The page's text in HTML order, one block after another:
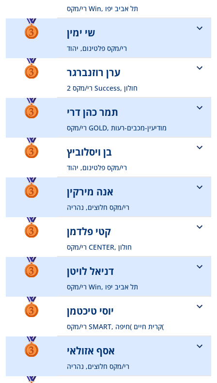
danielsabag0908@gmail.com
רי/מקס Win, תל אביב יפו
0525221219
chenjacobson052@gmail.com
שי ימין
רי/מקס פלטינום, יהוד
050-3222431
shayyamin.remax@gmail.com
ערן רוזנברגר
רי/מקס 2 Success, חולון
054-9338667
eranros1984@gmail.com
תמר כהן דרי
רי/מקס GOLD, מודיעין-מכבים-רעות
0532291879
tamarcode@gmail.com
בן ויסלוביץ
רי/מקס פלטינום, יהוד
054-8133288
benvislovich@gmail.com
אנה מירקין
רי/מקס חלוצים, נהריה
050-3020452
mirkinana@gmail.com
קטי פלדמן
רי/מקס CENTER, חולון
050-3367898
kety@remaxcenter.co.il
דניאל לויטן
רי/מקס Win, תל אביב יפו
0506786075
dani451451@gmail.com
יוסי טיכטמן
רי/מקס SMART, קרית חיים )חיפה(
050-2304667
yosik999@gmail.com
אסף אזולאי
רי/מקס חלוצים, נהריה